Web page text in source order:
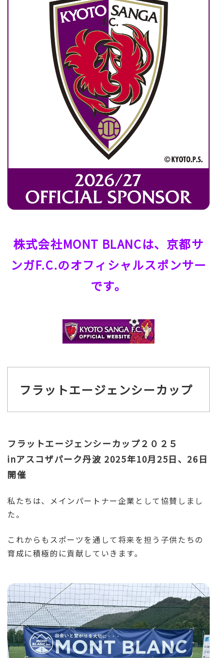
株式会社MONT BLANCは、 京都サ
ンガF.C.のオフィシャルスポンサー
です。
フラットエージェンシーカップ
フラットエージェンシーカップ２０２５
inアスコザパーク丹波 2025年10月25日、26日
開催
私たちは、メインパートナー企業として協賛しまし
た。
これからもスポーツを通して将来を担う子供たちの
育成に積極的に貢献していきます。